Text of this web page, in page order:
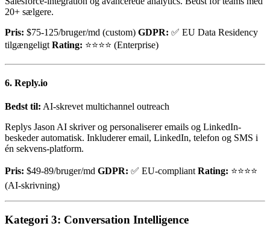
20+ sælgere.
Pris: $75-125/bruger/md (custom) GDPR: ✅ EU Data Residency
tilgængeligt Rating: ⭐⭐⭐⭐ (Enterprise)
6. Reply.io
Bedst til: AI-skrevet multichannel outreach
Replys Jason AI skriver og personaliserer emails og LinkedIn-
beskeder automatisk. Inkluderer email, LinkedIn, telefon og SMS i
én sekvens-platform.
Pris: $49-89/bruger/md GDPR: ✅ EU-compliant Rating: ⭐⭐⭐⭐
(AI-skrivning)
Kategori 3: Conversation Intelligence